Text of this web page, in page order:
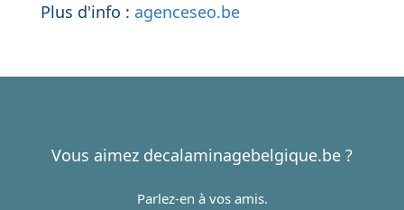
Plus d'info : agenceseo.be
Vous aimez decalaminagebelgique.be ?
Parlez-en à vos amis.